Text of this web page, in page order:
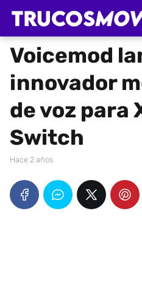
Voicemod
innovador
de voz para
Switch
hace 2 años